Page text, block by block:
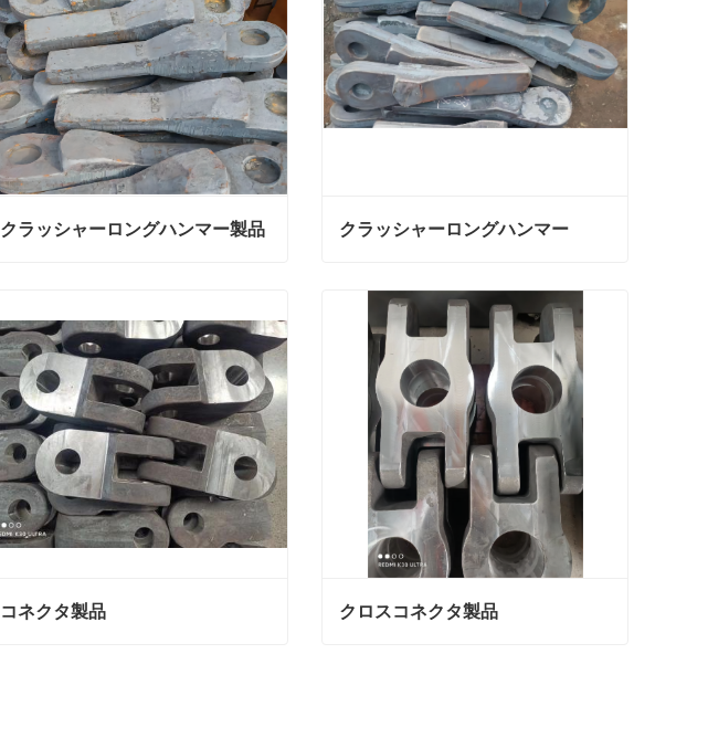
クラッシャーロングハンマー製品
今連絡
クラッシャーロングハンマー
クラッシャーロングハンマー
今連絡
コネクタ製品 クロスコネクタ製品